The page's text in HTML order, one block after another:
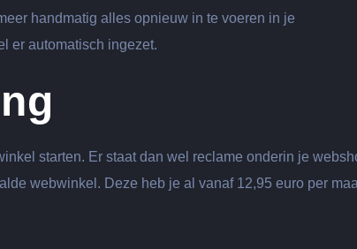
handmatig alles opnieuw in te voeren in je
er automatisch ingezet.
starten. Er staat dan wel reclame onderin je
webwinkel. Deze heb je al vanaf 12,95 euro per